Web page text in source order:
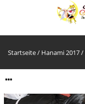
Startseite/ Hanami 2017/